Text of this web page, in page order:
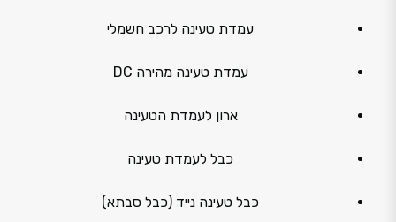
עמדת טעינה לרכב חשמלי
עמדת טעינה מהירה DC
ארון לעמדת הטעינה
כבל לעמדת טעינה
כבל טעינה נייד (כבל סבתא)